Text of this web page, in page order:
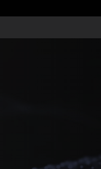
והמשפטיות של